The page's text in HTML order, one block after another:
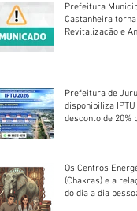
Prefeitura
Castanheira
Revitalização e
Prefeitura de
disponibiliza
desconto de 20%
Os Centros
(Chakras) e a
do dia a dia